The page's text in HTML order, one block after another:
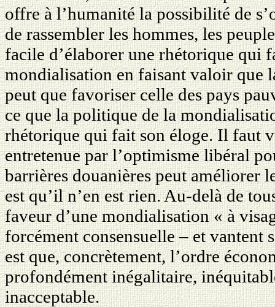
offre à l’humanité la possibilité de
de rassembler les hommes, les
facile d’élaborer une rhétorique qui
mondialisation en faisant valoir que
peut que favoriser celle des pays
ce que la politique de la
rhétorique qui fait son éloge. Il faut
entretenue par l’optimisme libéral
barrières douanières peut améliorer
est qu’il n’en est rien. Au-delà de
faveur d’une mondialisation « à
forcément consensuelle – et vantent
est que, concrètement, l’ordre
profondément inégalitaire,
inacceptable.